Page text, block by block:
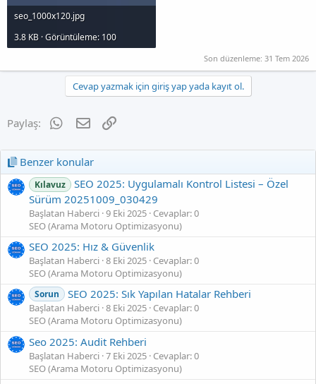
seo_1000x120.jpg
3.8 KB · Görüntüleme: 100
Son düzenleme: 31 Tem 2026
Cevap yazmak için giriş yap yada kayıt ol.
Paylaş: WhatsApp
E-posta
Benzer konular
Kılavuz
SEO 2025: Uygulamalı Kontrol Listesi – Özel
Sürüm 20251009_030429
Başlatan Haberci 9 Eki 2025 Cevaplar: 0
SEO (Arama Motoru Optimizasyonu)
SEO 2025: Hız & Güvenlik
Başlatan Haberci 8 Eki 2025 Cevaplar: 0
SEO (Arama Motoru Optimizasyonu)
Sorun SEO 2025: Sık Yapılan Hatalar Rehberi
Başlatan Haberci 8 Eki 2025 Cevaplar: 0
SEO (Arama Motoru Optimizasyonu)
Seo 2025: Audit Rehberi
Başlatan Haberci 7 Eki 2025 Cevaplar: 0
SEO (Arama Motoru Optimizasyonu)